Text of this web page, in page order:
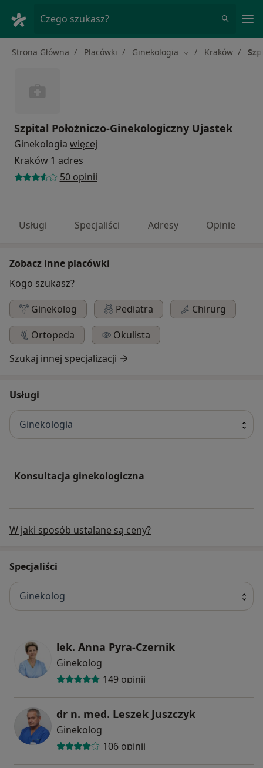
Czego szukasz?
Strona Główna Placówki Ginekologia Zmień miasto
Kraków
Szpital Położniczo-Ginekologiczny Ujastek
Ginekologia więcej
Kraków 1 adres
50 opinii
Usługi Specjaliści Adresy Opinie
Zobacz inne placówki
Kogo szukasz?
Ginekolog
Pediatra
Chirurg
Ortopeda
Okulista
Szukaj innej specjalizacji
Usługi
Ginekologia
Konsultacja ginekologiczna
W jaki sposób ustalane są ceny?
Specjaliści
Ginekolog
lek. Anna Pyra-Czernik
Ginekolog
149 opinii
dr n. med. Leszek Juszczyk
Ginekolog
106 opinii